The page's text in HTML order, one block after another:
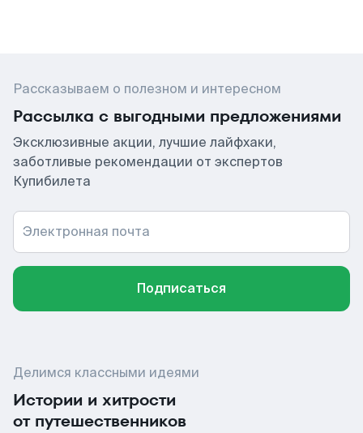
Рассказываем о полезном и интересном
Рассылка с выгодными предложениями
Эксклюзивные акции, лучшие лайфхаки,
заботливые рекомендации от экспертов
Купибилета
Электронная почта
Подписаться
Делимся классными идеями
Истории и хитрости
от путешественников